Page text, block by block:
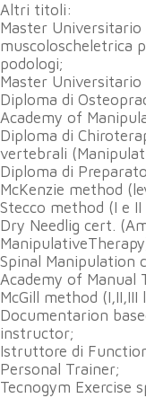
Altri titoli:
Master Universitario
muscoloscheletrica
podologi;
Master Universitario
Diploma di
Academy of
Diploma di
vertebrali
Diploma di
McKenzie method
Stecco method (I e II
Dry Needlig cert.
Spinal Manipulation
Academy of Manual
McGill method (I,II,III
Documentarion
instructor;
Istruttore di
Personal Trainer;
Tecnogym Exercise